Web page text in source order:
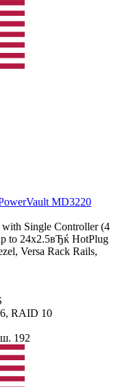
MD3220
Single Controller (4
to 24x2.5вЂќ HotPlug
Versa Rack Rails,
RAID 10
192